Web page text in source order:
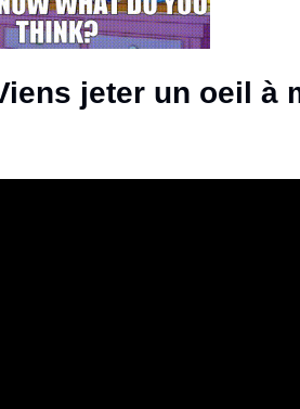
jeter un oeil à